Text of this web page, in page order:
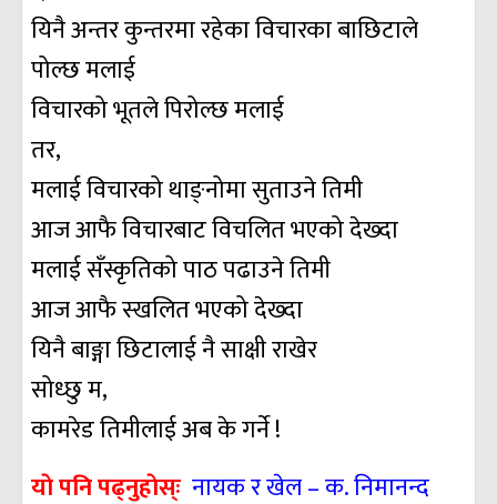
यिनै अन्तर कुन्तरमा रहेका विचारका बाछिटाले
पोल्छ मलाई
विचारको भूतले पिरोल्छ मलाई
तर,
मलाई विचारको थाङ्नोमा सुताउने तिमी
आज आफै विचारबाट विचलित भएको देख्दा
मलाई सँस्कृतिको पाठ पढाउने तिमी
आज आफै स्खलित भएको देख्दा
यिनै बाङ्गा छिटालाई नै साक्षी राखेर
सोध्छु म,
कामरेड तिमीलाई अब के गर्ने !
याे पनि पढ्नुहाेस्ः नायक र खेल – क. निमानन्द